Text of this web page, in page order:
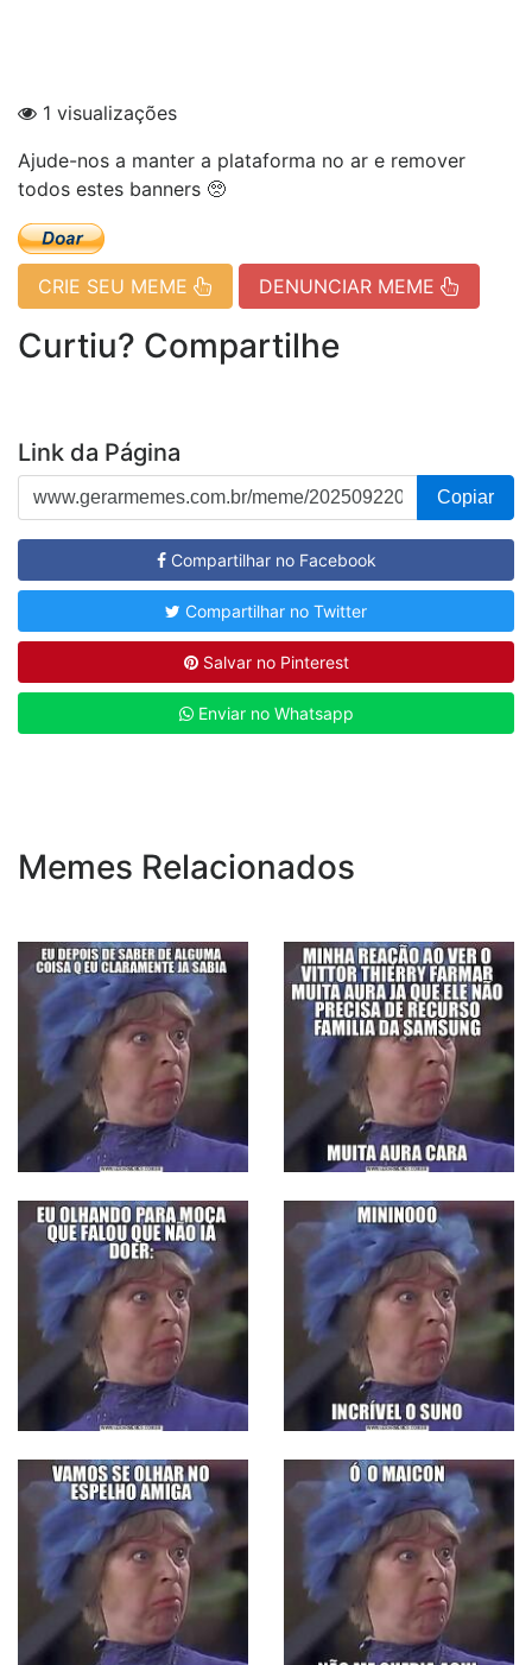
1 visualizações
Ajude-nos a manter a plataforma no ar e remover
todos estes banners 🥺
CRIE SEU MEME DENUNCIAR MEME
Curtiu? Compartilhe
Link da Página
Copiar
Compartilhar no Facebook
Compartilhar no Twitter
Salvar no Pinterest
Enviar no Whatsapp
Memes Relacionados